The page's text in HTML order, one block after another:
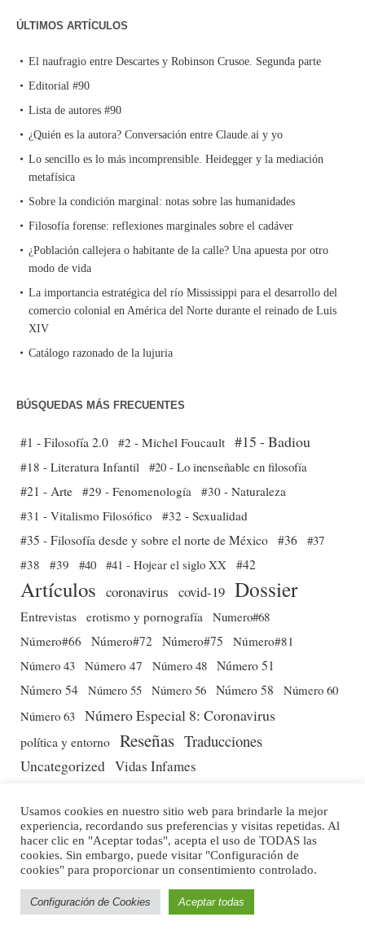
ÚLTIMOS ARTÍCULOS
El naufragio entre Descartes y Robinson Crusoe. Segunda parte
Editorial #90
Lista de autores #90
¿Quién es la autora? Conversación entre Claude.ai y yo
Lo sencillo es lo más incomprensible. Heidegger y la mediación
metafísica
Sobre la condición marginal: notas sobre las humanidades
Filosofía forense: reflexiones marginales sobre el cadáver
¿Población callejera o habitante de la calle? Una apuesta por otro
modo de vida
La importancia estratégica del río Mississippi para el desarrollo del
comercio colonial en América del Norte durante el reinado de Luis
XIV
Catálogo razonado de la lujuria
BÚSQUEDAS MÁS FRECUENTES
#1 - Filosofía 2.0 #2 - Michel Foucault #15 - Badiou
#18 - Literatura Infantil #20 - Lo inenseñable en filosofía
#21 - Arte #29 - Fenomenología #30 - Naturaleza
#31 - Vitalismo Filosófico
#32 - Sexualidad
#35 - Filosofía desde y sobre el norte de México #36 #37
#38
#39 #40 #41 - Hojear el siglo XX #42
Artículos coronavirus covid-19 Dossier
Entrevistas erotismo y pornografía Numero#68
Número#66
Número#72 Número#75
Número#81
Número 43 Número 47 Número 48 Número 51
Número 54 Número 55 Número 56 Número 58
Número 60
Número 63 Número Especial 8: Coronavirus
política y entorno Reseñas Traducciones
Uncategorized Vidas Infames
Usamos cookies en nuestro sitio web para brindarle la mejor
experiencia, recordando sus preferencias y visitas repetidas. Al
hacer clic en "Aceptar todas", acepta el uso de TODAS las
cookies. Sin embargo, puede visitar "Configuración de
cookies" para proporcionar un consentimiento controlado.
Configuración de Cookies Aceptar todas